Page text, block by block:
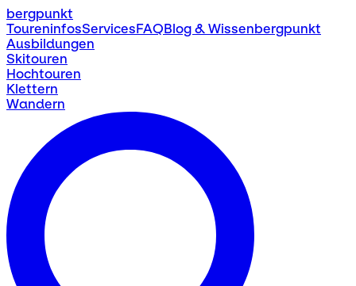
bergpunkt
ToureninfosServicesFAQBlog & Wissenbergpunkt
Ausbildungen
Skitouren
Hochtouren
Klettern
Wandern